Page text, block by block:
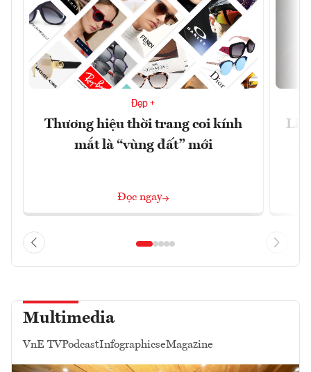
Đẹp +
Thương hiệu thời trang coi kính
mắt là “vùng đất” mới
Đọc ngay
Multimedia
VnE TVPodcastInfographicseMagazine